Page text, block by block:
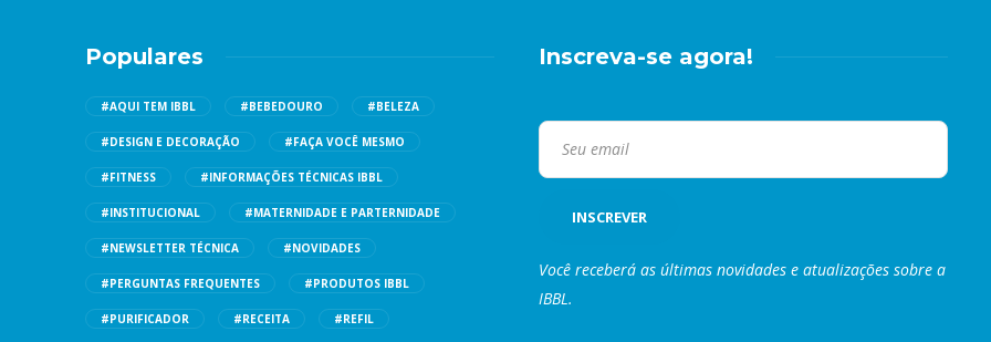
Populares
#AQUI TEM IBBL #BEBEDOURO #BELEZA
#DESIGN E DECORAÇÃO #FAÇA VOCÊ MESMO
#FITNESS #INFORMAÇÕES TÉCNICAS IBBL
#INSTITUCIONAL #MATERNIDADE E PARTERNIDADE
#NEWSLETTER TÉCNICA #NOVIDADES
#PERGUNTAS FREQUENTES #PRODUTOS IBBL
#PURIFICADOR #RECEITA #REFIL
Inscreva-se agora!
Você receberá as últimas novidades e atualizações sobre a
IBBL.